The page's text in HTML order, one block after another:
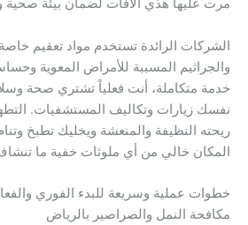
مرت عليها هذي الآفات لضمان بيئة صحية
الشركات الرائدة تستخدم مواد تعقيم
والجراثيم المسببة للأمراض المعوية
خدمة متكاملة، أنت فعلياً تشتري صحة
نفسك زيارات وتكاليف المستشفيات.
ريحته النظيفة والمنعشة ويخليك تطبخ
المكان خالي من أي ملوثات خفية ما
خطوات عملية وسريعة للبدء الفوري
مكافحة النمل والصراصير بالرياض